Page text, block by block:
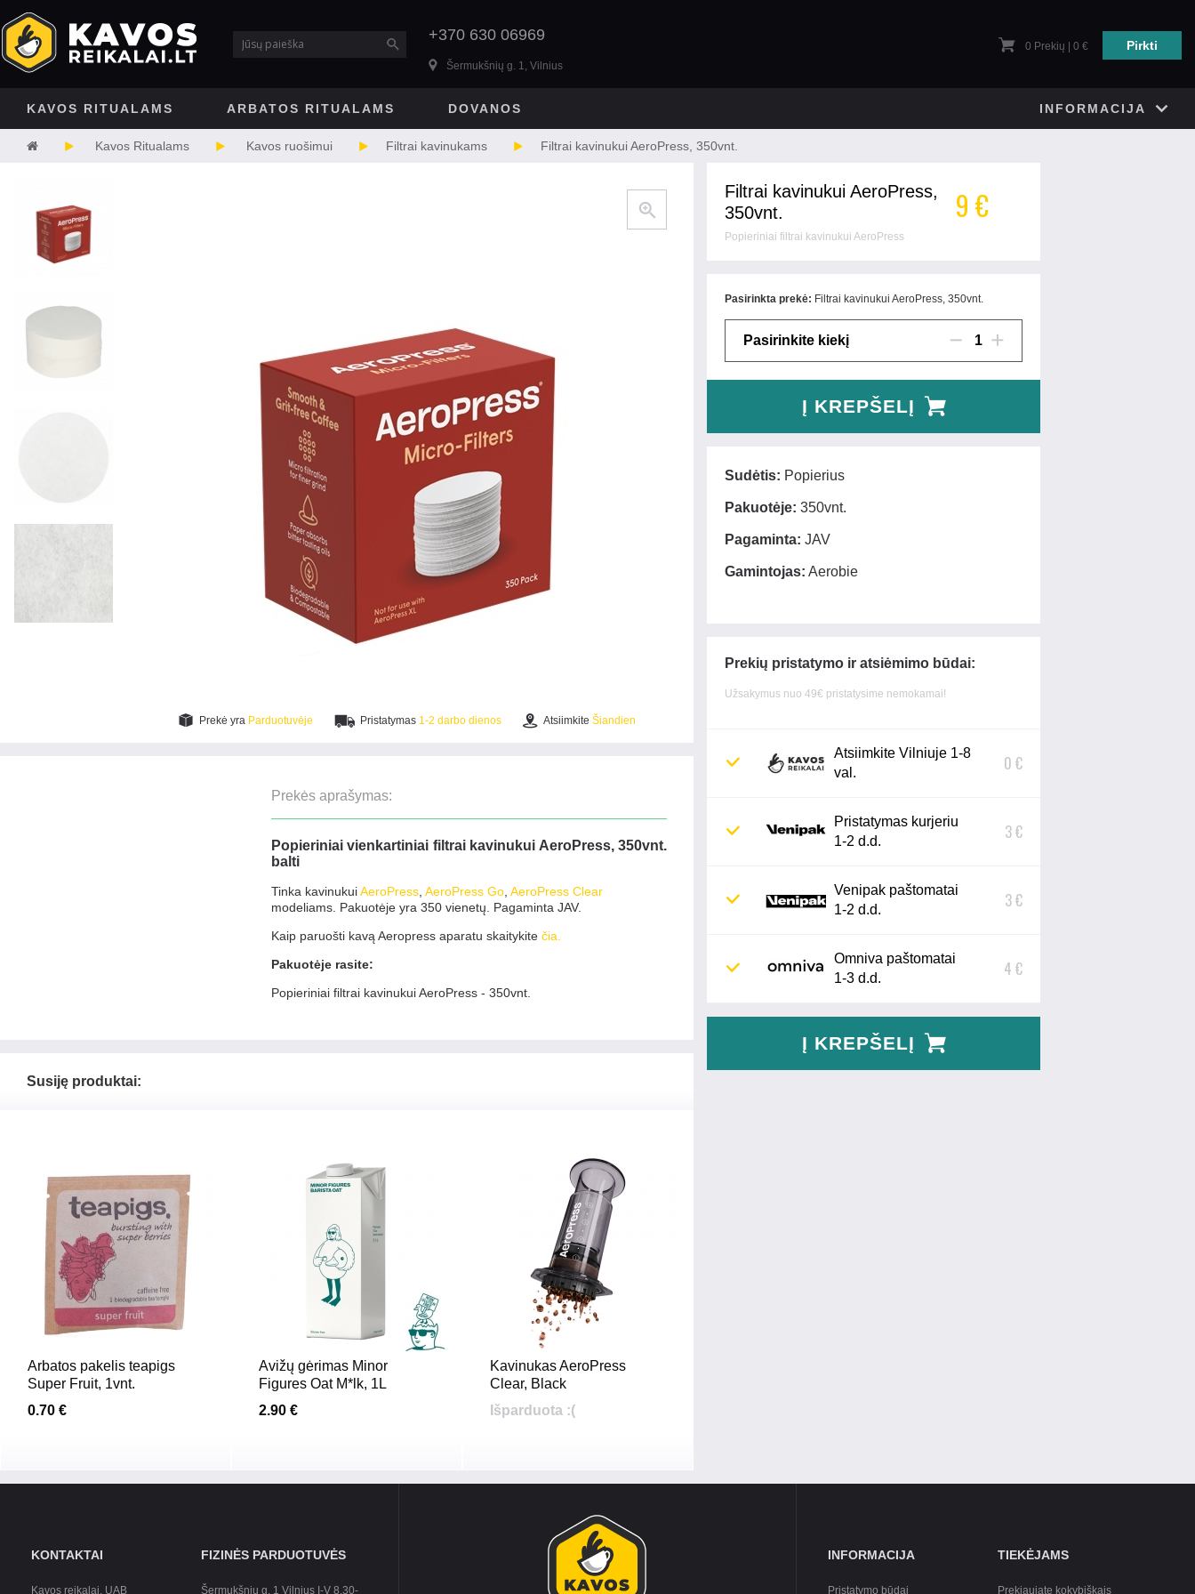
+370 630 06969
Šermukšnių g. 1, Vilnius
0 Prekių | 0 € Pirkti
KAVOS RITUALAMS ARBATOS RITUALAMS DOVANOS INFORMACIJA
Kavos Ritualams Kavos ruošimui Filtrai kavinukams Filtrai kavinukui AeroPress, 350vnt.
Prekė yra Parduotuvėje Pristatymas 1-2 darbo dienos Atsiimkite Šiandien
Prekės aprašymas:
Popieriniai vienkartiniai filtrai kavinukui AeroPress, 350vnt.
balti
Tinka kavinukuiAeroPress, AeroPress Go, AeroPress Clear
modeliams. Pakuotėje yra 350 vienetų. Pagaminta JAV.
Kaip paruošti kavą Aeropress aparatu skaitykite čia.
Pakuotėje rasite:
Popieriniai filtrai kavinukui AeroPress - 350vnt.
Susiję produktai:
Arbatos pakelis teapigs
Super Fruit, 1vnt.
0.70 €
Avižų gėrimas Minor
Figures Oat M*lk, 1L
2.90 €
Kavinukas AeroPress
Clear, Black
Išparduota :(
Filtrai kavinukui AeroPress,
350vnt.
Popieriniai filtrai kavinukui AeroPress
9 €
Pasirinkta prekė: Filtrai kavinukui AeroPress, 350vnt.
Pasirinkite kiekį 1
Į KREPŠELĮ
Sudėtis: Popierius
Pakuotėje: 350vnt.
Pagaminta: JAV
Gamintojas: Aerobie
Prekių pristatymo ir atsiėmimo būdai:
Užsakymus nuo 49€ pristatysime nemokamai!
Atsiimkite Vilniuje 1-8
val.
0 €
Pristatymas kurjeriu
1-2 d.d.
3 €
Venipak paštomatai
1-2 d.d.
3 €
Omniva paštomatai
1-3 d.d.
4 €
Į KREPŠELĮ
KONTAKTAI
Kavos reikalai, UAB
FIZINĖS PARDUOTUVĖS
Šermukšnių g. 1 Vilnius I-V 8.30-
INFORMACIJA
Pristatymo būdai
TIEKĖJAMS
Prekiaujate kokybiškais